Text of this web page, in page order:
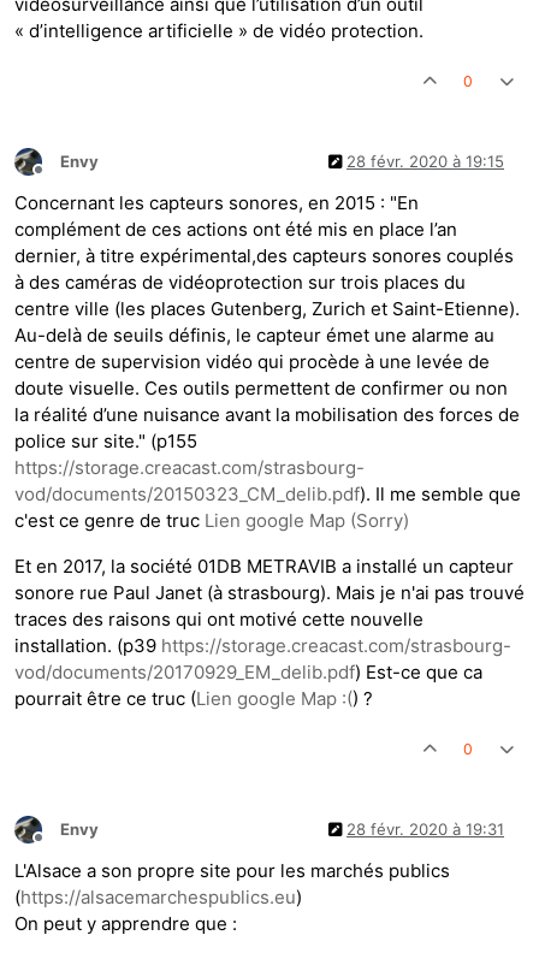
« d’intelligence artificielle » de vidéo protection.
0
Hors-ligne
Envy 28 févr. 2020 à 19:15
Concernant les capteurs sonores, en 2015 : "En
complément de ces actions ont été mis en place l’an
dernier, à titre expérimental,des capteurs sonores couplés
à des caméras de vidéoprotection sur trois places du
centre ville (les places Gutenberg, Zurich et Saint-Etienne).
Au-delà de seuils définis, le capteur émet une alarme au
centre de supervision vidéo qui procède à une levée de
doute visuelle. Ces outils permettent de confirmer ou non
la réalité d’une nuisance avant la mobilisation des forces de
police sur site." (p155
https://storage.creacast.com/strasbourg-
vod/documents/20150323_CM_delib.pdf). Il me semble que
c'est ce genre de truc Lien google Map (Sorry)
Et en 2017, la société 01DB METRAVIB a installé un capteur
sonore rue Paul Janet (à strasbourg). Mais je n'ai pas trouvé
traces des raisons qui ont motivé cette nouvelle
installation. (p39 https://storage.creacast.com/strasbourg-
vod/documents/20170929_EM_delib.pdf) Est-ce que ca
pourrait être ce truc (Lien google Map :() ?
0
Hors-ligne
Envy 28 févr. 2020 à 19:31
L'Alsace a son propre site pour les marchés publics
(https://alsacemarchespublics.eu)
On peut y apprendre que :